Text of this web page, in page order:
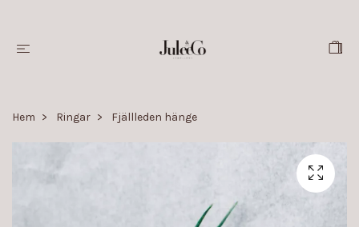
Hem Ringar Fjällleden hänge